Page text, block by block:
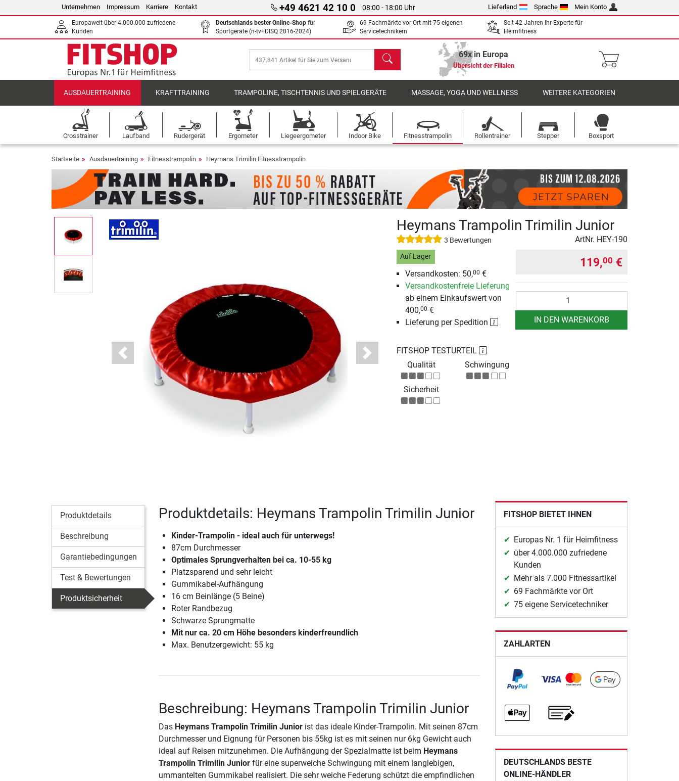
Unternehmen Impressum Karriere Kontakt +49 4621 42 10 0 08:00 - 18:00 Uhr Lieferland Sprache Mein Konto
Europaweit über 4.000.000 zufriedene
Kunden
Deutschlands bester Online-Shop für
Sportgeräte (n-tv+DISQ 2016-2024)
69 Fachmärkte vor Ort mit 75 eigenen
Servicetechnikern
Seit 42 Jahren Ihr Experte für
Heimfitness
Suchen 69x in Europa
Übersicht der Filialen
AUSDAUERTRAINING KRAFTTRAINING TRAMPOLINE, TISCHTENNIS UND SPIELGERÄTE MASSAGE, YOGA UND WELLNESS WEITERE KATEGORIEN
Crosstrainer Laufband Rudergerät Ergometer Liegeergometer Indoor Bike Fitnesstrampolin Rollentrainer Stepper Boxsport
Startseite Ausdauertraining Fitnesstrampolin Heymans Trimilin Fitnesstrampolin
Previous Next
Heymans Trampolin Trimilin Junior
3 Bewertungen ArtNr. HEY-190
Auf Lager
Versandkosten: 50,00 €
Versandkostenfreie Lieferung
ab einem Einkaufswert von
400,00 €
Lieferung per Spedition
119,00 €
IN DEN WARENKORB
FITSHOP TESTURTEIL
Qualität
Schwingung
Sicherheit
Produktdetails
Beschreibung
Garantiebedingungen
Test & Bewertungen
Produktsicherheit
Produktdetails: Heymans Trampolin Trimilin Junior
Kinder-Trampolin - ideal auch für unterwegs!
87cm Durchmesser
Optimales Sprungverhalten bei ca. 10-55 kg
Platzsparend und sehr leicht
Gummikabel-Aufhängung
16 cm Beinlänge (5 Beine)
Roter Randbezug
Schwarze Sprungmatte
Mit nur ca. 20 cm Höhe besonders kinderfreundlich
Max. Benutzergewicht: 55 kg
Beschreibung: Heymans Trampolin Trimilin Junior
Das Heymans Trampolin Trimilin Juniorist das ideale Kinder-Trampolin. Mit seinen 87cm
Durchmesser und Eignung für Personen bis 55kg ist es mit seinen nur 6kg Gewicht auch
ideal auf Reisen mitzunehmen. Die Aufhängung der Spezialmatte ist beim Heymans
Trampolin Trimilin Juniorfür eine superweiche Schwingung mit einem langlebigen,
ummantelten Gummikabel realisiert. Die sehr weiche Federung schützt die empfindlichen
FITSHOP BIETET IHNEN
Europas Nr. 1 für Heimfitness
über 4.000.000 zufriedene
Kunden
Mehr als 7.000 Fitnessartikel
69 Fachmärkte vor Ort
75 eigene Servicetechniker
ZAHLARTEN
DEUTSCHLANDS BESTE
ONLINE-HÄNDLER